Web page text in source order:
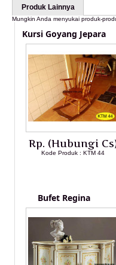
Produk Lainnya
Mungkin Anda menyukai produk-
Kursi Goyang Jepara
Rp. (Hubungi
Kode Produk : KTM 44
Bufet Regina